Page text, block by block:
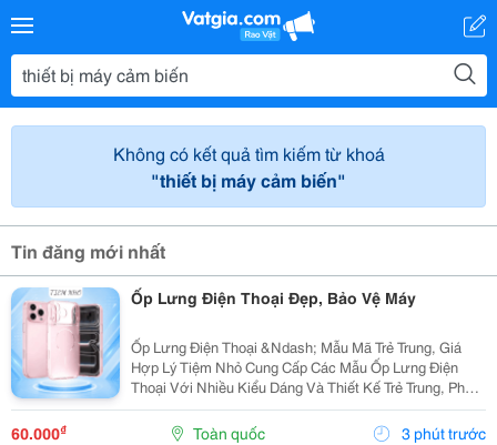
Không có kết quả tìm kiếm từ khoá
"thiết bị máy cảm biến"
Tin đăng mới nhất
Ốp Lưng Điện Thoại Đẹp, Bảo Vệ Máy
Ốp Lưng Điện Thoại &Ndash; Mẫu Mã Trẻ Trung, Giá
Hợp Lý Tiệm Nhỏ Cung Cấp Các Mẫu Ốp Lưng Điện
Thoại Với Nhiều Kiểu Dáng Và Thiết Kế Trẻ Trung, Phù
Hợp Với Học Sinh, Sinh Viên Và Người Dùng Yêu Thích
Phụ Kiện Điện Thoại. Ốp Được Thiết Kế Vừa Vặn...
60.000₫ Toàn quốc 3 phút trước